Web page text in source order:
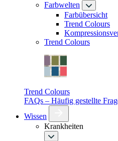
Farbwelten
Farbübersicht
Trend Colours
Trend Colours
Trend Colours
FAQs – Häufig gestellte
Wissen
Krankheiten